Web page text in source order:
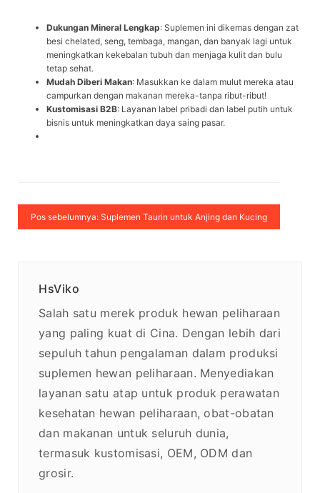
Dukungan Mineral Lengkap: Suplemen ini dikemas dengan zat
besi chelated, seng, tembaga, mangan, dan banyak lagi untuk
meningkatkan kekebalan tubuh dan menjaga kulit dan bulu
tetap sehat.
Mudah Diberi Makan: Masukkan ke dalam mulut mereka atau
campurkan dengan makanan mereka-tanpa ribut-ribut!
Kustomisasi B2B: Layanan label pribadi dan label putih untuk
bisnis untuk meningkatkan daya saing pasar.
Pos sebelumnya: Suplemen Taurin untuk Anjing dan Kucing
HsViko
Salah satu merek produk hewan peliharaan
yang paling kuat di Cina. Dengan lebih dari
sepuluh tahun pengalaman dalam produksi
suplemen hewan peliharaan. Menyediakan
layanan satu atap untuk produk perawatan
kesehatan hewan peliharaan, obat-obatan
dan makanan untuk seluruh dunia,
termasuk kustomisasi, OEM, ODM dan
grosir.